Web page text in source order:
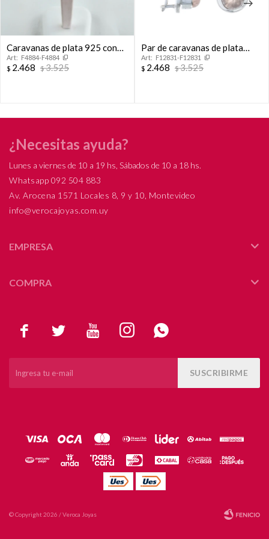
Caravanas de plata 925 con
baño de oro gris, barrita de
plata y perla cultivada de río
F4884-F4884
$ 2.468 $3.525
Par de caravanas de plata
925, PIEDRA DE LA LUNA.
F12831-F12831
$ 2.468 $3.525
    
SUSCRIBIRME
¿Necesitas ayuda?
Lunes a viernes de 10 a 19 hs, Sábados de 10 a 18 hs.
Whatsapp 092 504 883
Av. Arocena 1571 Locales 8, 9 y 10, Montevideo
info@verocajoyas.com.uy
EMPRESA
COMPRA
© Copyright 2026 / Veroca Joyas